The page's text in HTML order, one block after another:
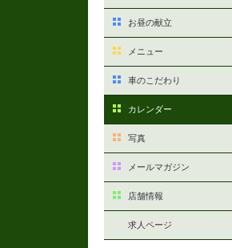
お昼の献立
メニュー
車のこだわり
カレンダー
写真
メールマガジン
店舗情報
求人ページ